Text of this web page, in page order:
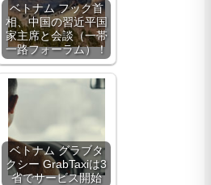
ベトナム フック首
相、中国の習近平国
家主席と会談（一帯
一路フォーラム）！
ベトナム グラブタ
クシー GrabTaxiは3
省でサービス開始